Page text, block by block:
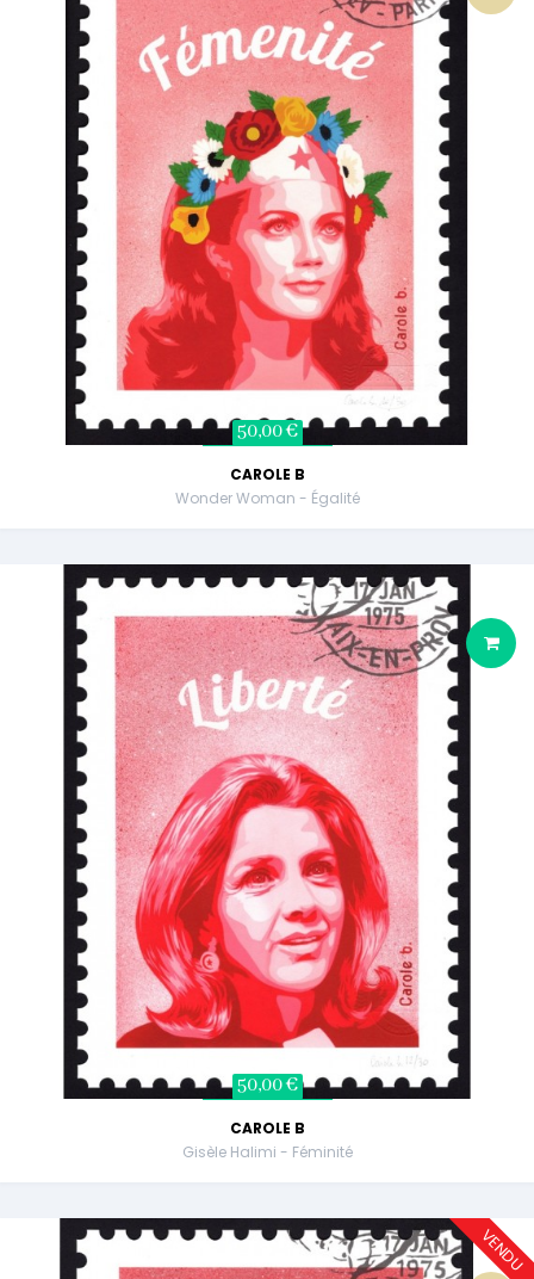
50,00 €
CAROLE B
Wonder Woman - Égalité
50,00 €
CAROLE B
Gisèle Halimi - Féminité
VENDU